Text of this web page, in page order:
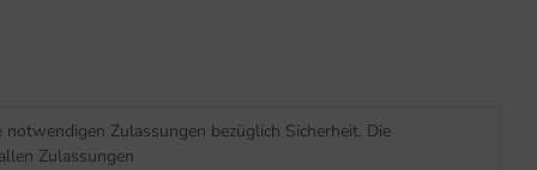
Zulassungen bezüglich Sicherheit. Die
Zulassungen